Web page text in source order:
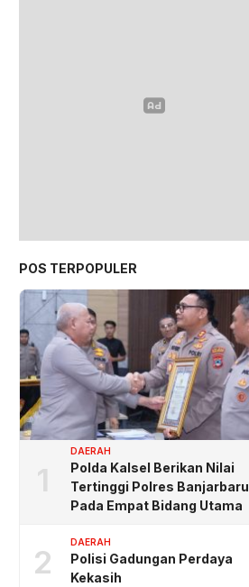
POS TERPOPULER
1
DAERAH
Polda Kalsel Berikan Nilai
Tertinggi Polres Banjarbaru,
Pada Empat Bidang Utama
2
DAERAH
Polisi Gadungan Perdaya
Kekasih